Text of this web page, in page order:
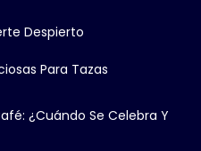
Despierto
Para Tazas
¿Cuándo Se Celebra Y